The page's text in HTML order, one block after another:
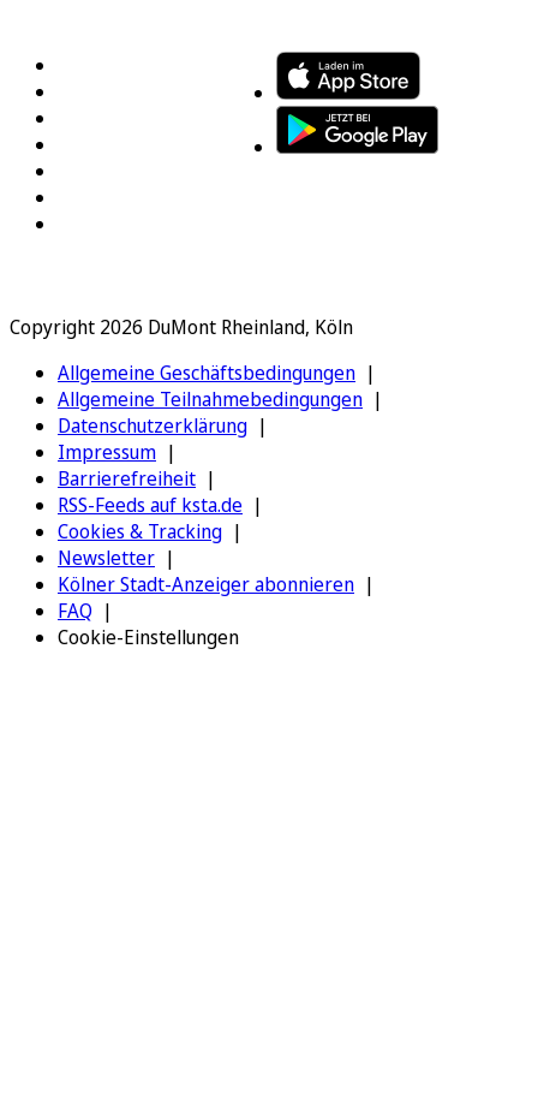
Copyright 2026 DuMont Rheinland, Köln
Allgemeine Geschäftsbedingungen
Allgemeine Teilnahmebedingungen
Datenschutzerklärung
Impressum
Barrierefreiheit
RSS-Feeds auf ksta.de
Cookies & Tracking
Newsletter
Kölner Stadt-Anzeiger abonnieren
FAQ
Cookie-Einstellungen